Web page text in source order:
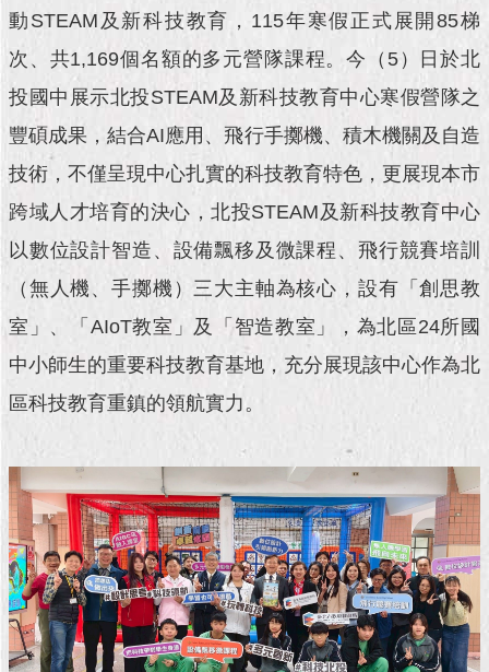
料
館
發
現
北
活
動
主
館
民
活
動
主
題
館
回
動STEAM及新科技教育，115年寒假正式展開85梯
次、共1,169個名額的多元營隊課程。今（5）日於北
投國中展示北投STEAM及新科技教育中心寒假營隊之
豐碩成果，結合AI應用、飛行手擲機、積木機關及自造
技術，不僅呈現中心扎實的科技教育特色，更展現本市
跨域人才培育的決心，北投STEAM及新科技教育中心
以數位設計智造、設備飄移及微課程、飛行競賽培訓
（無人機、手擲機）三大主軸為核心，設有「創思教
室」、「AIoT教室」及「智造教室」，為北區24所國
中小師生的重要科技教育基地，充分展現該中心作為北
區科技教育重鎮的領航實力。